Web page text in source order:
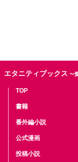
エタニティブックス 〜
TOP
書籍
番外編小説
公式漫画
投稿小説